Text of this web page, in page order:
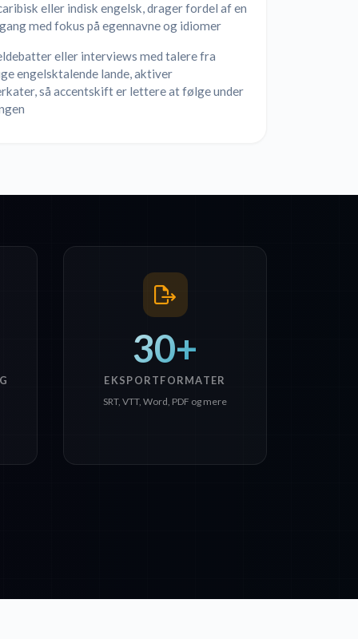
eller indisk engelsk, drager fordel af en
med fokus på egennavne og idiomer
eller interviews med talere fra
engelsktalende lande, aktiver
så accentskift er lettere at følge under
30+
EKSPORTFORMATER
SRT, VTT, Word, PDF og mere